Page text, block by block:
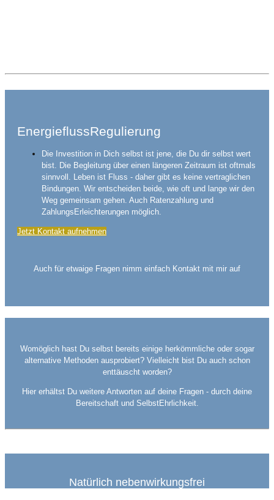
EnergieflussRegulierung
Die Investition in Dich selbst ist jene, die Du dir selbst wert
bist. Die Begleitung über einen längeren Zeitraum ist oftmals
sinnvoll. Leben ist Fluss - daher gibt es keine vertraglichen
Bindungen. Wir entscheiden beide, wie oft und lange wir den
Weg gemeinsam gehen. Auch Ratenzahlung und
ZahlungsErleichterungen möglich.
Jetzt Kontakt aufnehmen
Auch für etwaige Fragen nimm einfach Kontakt mit mir auf
Womöglich hast Du selbst bereits einige herkömmliche oder sogar
alternative Methoden ausprobiert? Vielleicht bist Du auch schon
enttäuscht worden?
Hier erhältst Du weitere Antworten auf deine Fragen - durch deine
Bereitschaft und SelbstEhrlichkeit.
Natürlich nebenwirkungsfrei